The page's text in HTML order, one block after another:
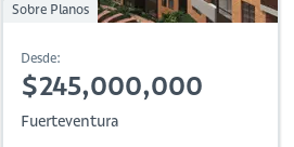
Sobre Planos
Desde:
$245,000,000
Fuerteventura